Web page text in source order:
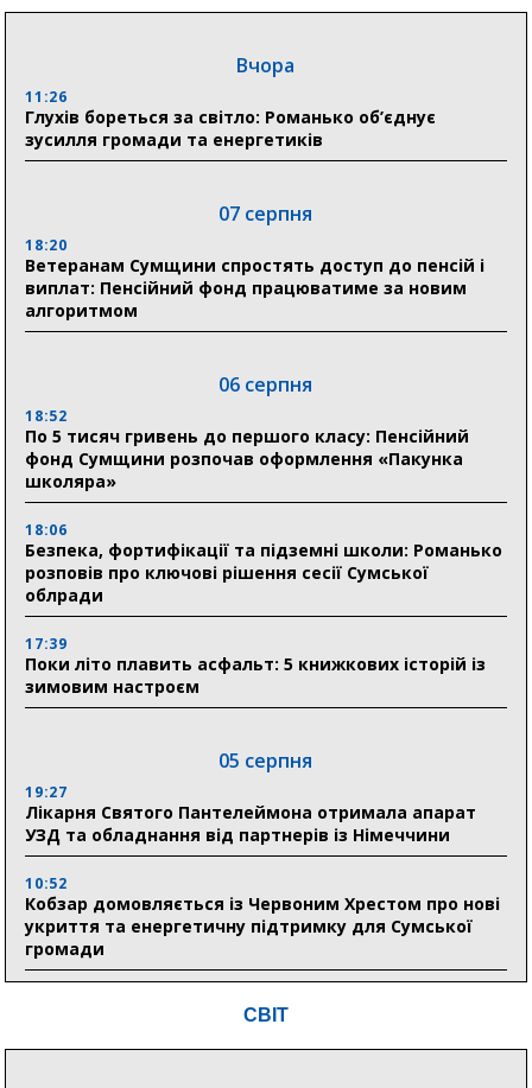
Вчора
11:26
Глухів бореться за світло: Романько об’єднує
зусилля громади та енергетиків
07 серпня
18:20
Ветеранам Сумщини спростять доступ до пенсій і
виплат: Пенсійний фонд працюватиме за новим
алгоритмом
06 серпня
18:52
По 5 тисяч гривень до першого класу: Пенсійний
фонд Сумщини розпочав оформлення «Пакунка
школяра»
18:06
Безпека, фортифікації та підземні школи: Романько
розповів про ключові рішення сесії Сумської
облради
17:39
Поки літо плавить асфальт: 5 книжкових історій із
зимовим настроєм
05 серпня
19:27
Лікарня Святого Пантелеймона отримала апарат
УЗД та обладнання від партнерів із Німеччини
10:52
Кобзар домовляється із Червоним Хрестом про нові
укриття та енергетичну підтримку для Сумської
громади
Понад 8 мільйонів книжок згоріли. Як допомогти
СВІТ